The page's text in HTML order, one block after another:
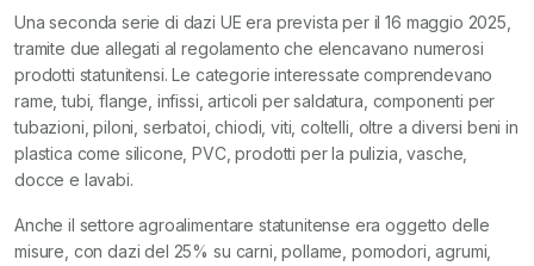
Una seconda serie di dazi UE era prevista per il 16 maggio 2025,
tramite due allegati al regolamento che elencavano numerosi
prodotti statunitensi. Le categorie interessate comprendevano
rame, tubi, flange, infissi, articoli per saldatura, componenti per
tubazioni, piloni, serbatoi, chiodi, viti, coltelli, oltre a diversi beni in
plastica come silicone, PVC, prodotti per la pulizia, vasche,
docce e lavabi.
Anche il settore agroalimentare statunitense era oggetto delle
misure, con dazi del 25% su carni, pollame, pomodori, agrumi,